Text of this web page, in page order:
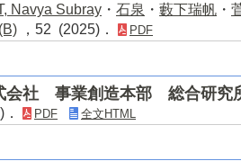
Navya Subray ・ 石泉 ・ 藪下瑞帆 ・
，52 (2025)． PDF
会社 事業創造本部 総合研
PDF 全文HTML